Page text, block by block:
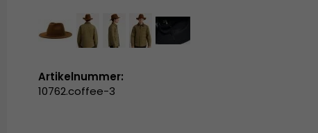
Artikelnummer:
10762.coffee-3